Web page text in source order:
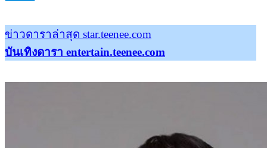
ข่าวดาราล่าสุด star.teenee.com
บันเทิงดารา entertain.teenee.com